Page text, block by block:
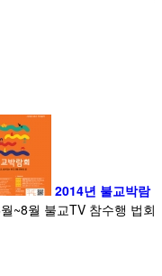
2014년 불교박람
~8월 불교TV 참수행 법회